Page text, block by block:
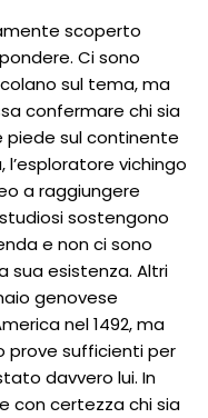
scoperto
Ci sono
sul tema, ma
confermare chi sia
sul continente
vichingo
a raggiungere
studiosi sostengono
e non ci sono
sua esistenza. Altri
genovese
nel 1492, ma
prove sufficienti per
davvero lui. In
con certezza chi sia